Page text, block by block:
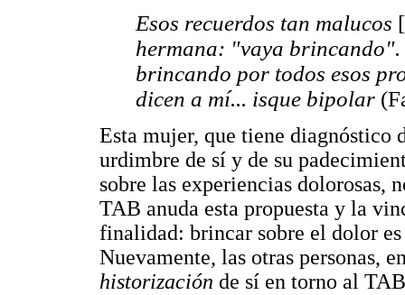
Esos recuerdos tan malucos
hermana: "vaya
brincando por todos esos
dicen a mí... isque bipolar
Esta mujer, que tiene diagnóstico
urdimbre de sí y de su
sobre las experiencias dolorosas,
TAB anuda esta propuesta y la
finalidad: brincar sobre el dolor
Nuevamente, las otras personas,
historización de sí en torno al